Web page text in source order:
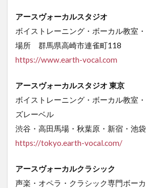
アースヴォーカルスタジオ
ボイストレーニング・ボーカル教室
場所 群馬県高崎市連雀町118
https://www.earth-vocal.com
アースヴォーカルスタジオ 東京
ボイストレーニング・ボーカル教室
ズレーベル
渋谷・高田馬場・秋葉原・新宿・池袋
https://tokyo.earth-vocal.com/
アースヴォーカルクラシック
声楽・オペラ・クラシック専門ボー